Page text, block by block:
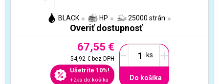
BLACK HP 25000 strán
Overiť dostupnosť
67,55 €
54,92 €bez DPH
Ušetríte 10%!
+2ks do košíka
- +
Do košíka